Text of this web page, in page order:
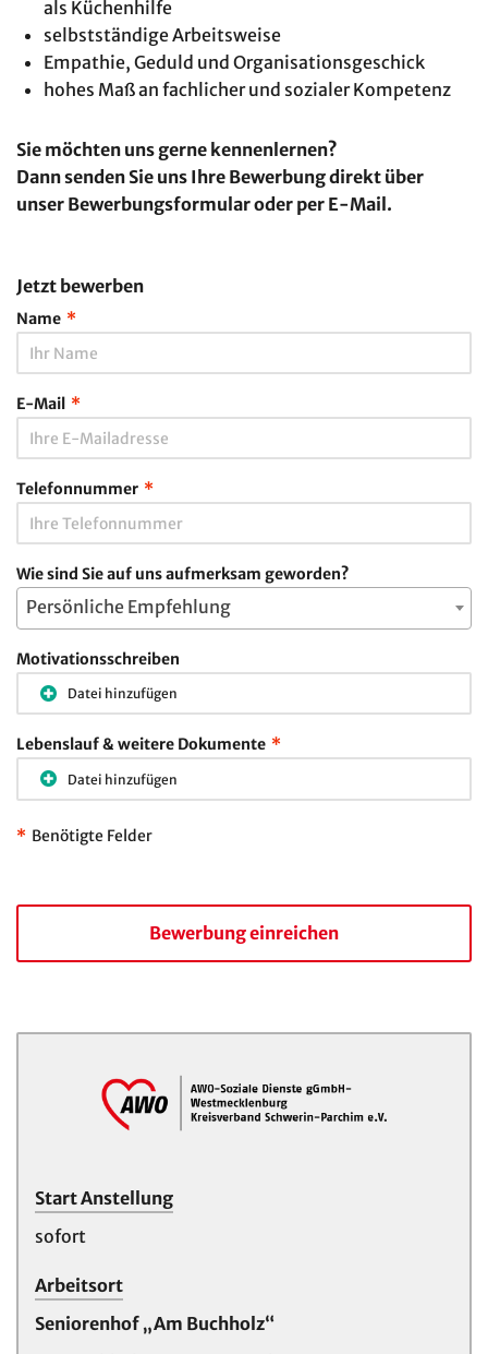
als Küchenhilfe
selbstständige Arbeitsweise
Empathie, Geduld und Organisationsgeschick
hohes Maß an fachlicher und sozialer Kompetenz
Sie möchten uns gerne kennenlernen?
Dann senden Sie uns Ihre Bewerbung direkt über
unser Bewerbungsformular oder per E-Mail.
Jetzt bewerben
Name *
E-Mail *
Telefonnummer *
Wie sind Sie auf uns aufmerksam geworden?
Persönliche Empfehlung
Motivationsschreiben
Datei hinzufügen
Lebenslauf & weitere Dokumente *
Datei hinzufügen
* Benötigte Felder
Bewerbung einreichen
Start Anstellung
sofort
Arbeitsort
Seniorenhof „Am Buchholz“